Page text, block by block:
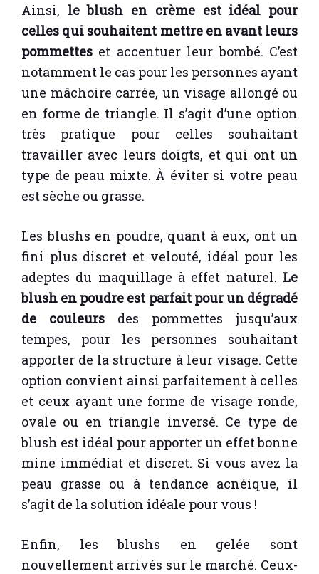
Ainsi, le blush en crème est idéal pour
celles qui souhaitent mettre en avant leurs
pommettes et accentuer leur bombé. C’est
notamment le cas pour les personnes ayant
une mâchoire carrée, un visage allongé ou
en forme de triangle. Il s’agit d’une option
très pratique pour celles souhaitant
travailler avec leurs doigts, et qui ont un
type de peau mixte. À éviter si votre peau
est sèche ou grasse.
Les blushs en poudre, quant à eux, ont un
fini plus discret et velouté, idéal pour les
adeptes du maquillage à effet naturel. Le
blush en poudre est parfait pour un dégradé
de couleurs des pommettes jusqu’aux
tempes, pour les personnes souhaitant
apporter de la structure à leur visage. Cette
option convient ainsi parfaitement à celles
et ceux ayant une forme de visage ronde,
ovale ou en triangle inversé. Ce type de
blush est idéal pour apporter un effet bonne
mine immédiat et discret. Si vous avez la
peau grasse ou à tendance acnéique, il
s’agit de la solution idéale pour vous !
Enfin, les blushs en gelée sont
nouvellement arrivés sur le marché. Ceux-